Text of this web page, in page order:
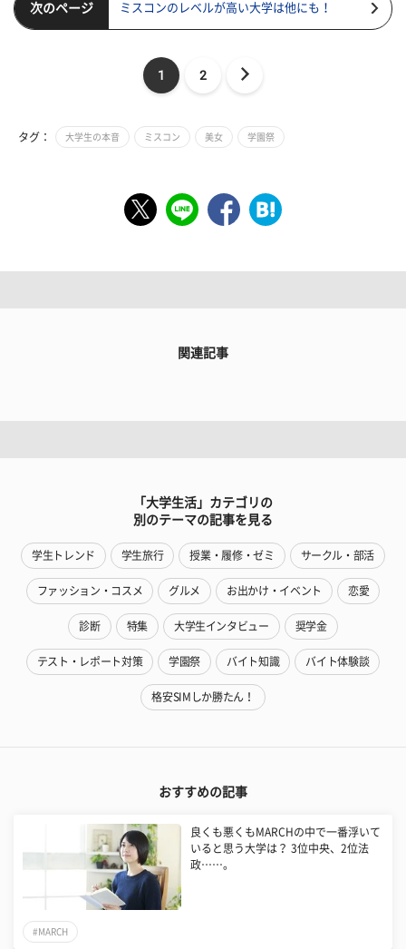
次のページ ミスコンのレベルが高い大学は他にも！
1 2
タグ： 大学生の本音 ミスコン 美女 学園祭
関連記事
「大学生活」カテゴリの
別のテーマの記事を見る
学生トレンド 学生旅行 授業・履修・ゼミ サークル・部活
ファッション・コスメ グルメ お出かけ・イベント 恋愛
診断 特集 大学生インタビュー 奨学金
テスト・レポート対策 学園祭 バイト知識 バイト体験談
格安SIMしか勝たん！
おすすめの記事
良くも悪くもMARCHの中で一番浮いて
いると思う大学は？ 3位中央、2位法
政……。
#MARCH